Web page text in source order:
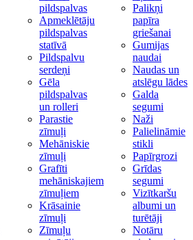
pildspalvas
Apmeklētāju
pildspalvas
statīvā
Pildspalvu
serdeņi
Gēla
pildspalvas
un rolleri
Parastie
zīmuļi
Mehāniskie
zīmuļi
Grafīti
mehāniskajiem
zīmuļiem
Krāsainie
zīmuļi
Zīmuļu
Palikņi
papīra
griešanai
Gumijas
naudai
Naudas un
atslēgu lādes
Galda
segumi
Naži
Palielināmie
stikli
Papīrgrozi
Grīdas
segumi
Vizītkaršu
albumi un
turētāji
Notāru